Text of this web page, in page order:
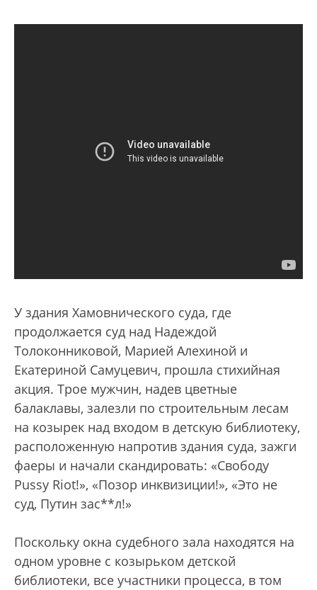
У здания Хамовнического суда, где
продолжается суд над Надеждой
Толоконниковой, Марией Алехиной и
Екатериной Самуцевич, прошла стихийная
акция. Трое мужчин, надев цветные
балаклавы, залезли по строительным лесам
на козырек над входом в детскую библиотеку,
расположенную напротив здания суда, зажги
фаеры и начали скандировать: «Свободу
Pussy Riot!», «Позор инквизиции!», «Это не
суд, Путин зас**л!»
Поскольку окна судебного зала находятся на
одном уровне с козырьком детской
библиотеки, все участники процесса, в том